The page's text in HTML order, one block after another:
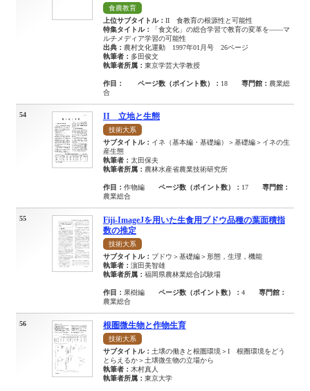
食農教育
上位サブタイトル： II 食教育の根源性と可能性
特集タイトル：
「食文化」の総合学習で教育の変革を――マ
ルチメディア学習の可能性
出典： 農村文化運動 1997年01月号 26ページ
執筆者： 多田俊文
執筆者所属： 東京学芸大学教授
作目： ページ数（ポイント数）： 18 専門館： 農業総
合
54 II 立地と生態
技術大系
サブタイトル： イネ（基本編・基礎編）＞基礎編＞イネの生
産生態
執筆者： 太田保夫
執筆者所属： 農林水産省農業技術研究所
作目： 作物編 ページ数（ポイント数）： 17
専門館：
農業総合
55
Fiji-ImageJを用いた生食用ブドウ品種の葉面積指
数の推定
技術大系
サブタイトル： ブドウ＞基礎編＞形態，生理，機能
執筆者： 濵田美智雄
執筆者所属： 福岡県農林業総合試験場
作目： 果樹編 ページ数（ポイント数）： 4
専門館：
農業総合
56 根圏微生物と作物生育
技術大系
サブタイトル： 土壌の働きと根圏環境＞I 根圈環境をどう
とらえるか＞土壌微生物の立場から
執筆者： 木村真人
執筆者所属： 東京大学